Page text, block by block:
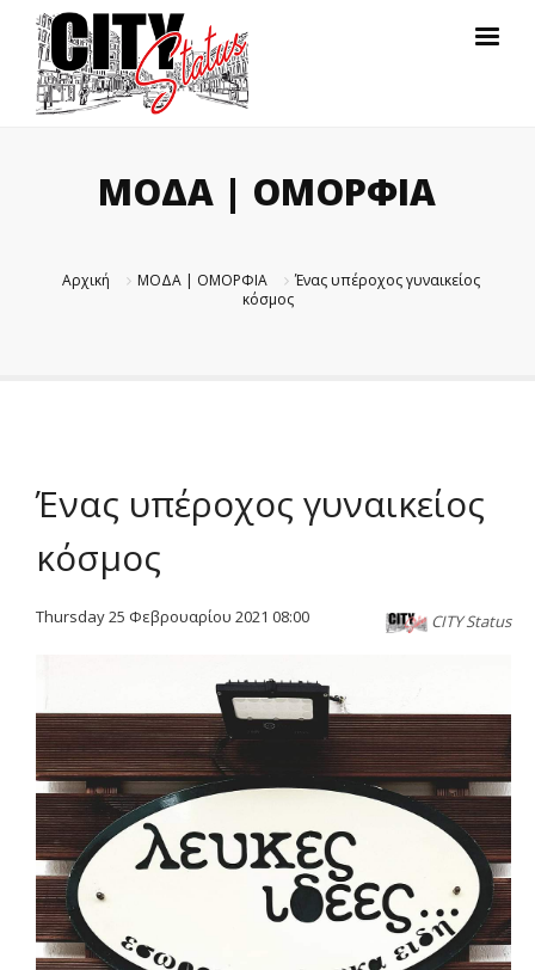
ΜΟΔΑ | ΟΜΟΡΦΙΑ
Αρχική ΜΟΔΑ | ΟΜΟΡΦΙΑ
Ένας υπέροχος γυναικείος
κόσμος
Ένας υπέροχος γυναικείος
κόσμος
CITY Status
Thursday 25 Φεβρουαρίου 2021 08:00